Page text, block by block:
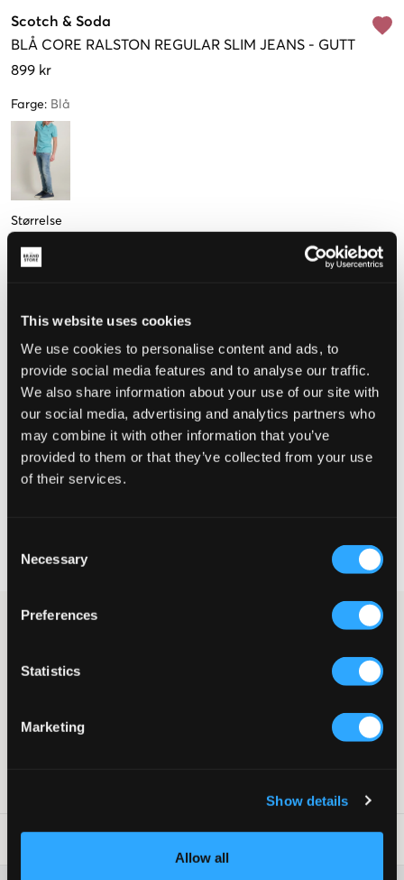
This website uses cookies
We use cookies to personalise content and ads, to
provide social media features and to analyse our traffic.
We also share information about your use of our site with
our social media, advertising and analytics partners who
may combine it with other information that you’ve
provided to them or that they’ve collected from your use
of their services.
Selection
Necessary
Preferences
Statistics
Marketing
Show details
Allow all
Scotch & Soda
BLÅ CORE RALSTON REGULAR SLIM JEANS - GUTT
899 kr
Farge: Blå
Størrelse
10 år
140 cm
Opplevd størrelse
Liten Riktig Stor
STØRRELSESTABELL
VELG EN STØRRELSE
Retur- og bytterett i 60 dager
Jeans fra Scotch & Soda i en blå nyanse. Midjen er normalhøy
Jeans
Normalhøy midje
Vaskeråd